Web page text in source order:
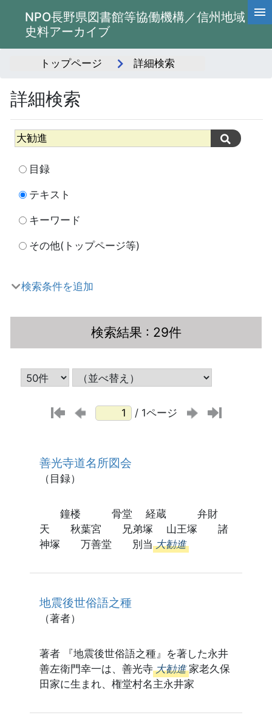
NPO長野県図書館等協働機構／信州地域
史料アーカイブ
トップページ 詳細検索
詳細検索
目録
テキスト
キーワード
その他(トップページ等)
検索条件を追加
検索結果 : 29件
/ 1ページ
善光寺道名所図会
（目録）
鐘楼 骨堂 経蔵 弁財
天 秋葉宮 兄弟塚 山王塚 諸
神塚 万善堂 別当 大勧進
地震後世俗語之種
（著者）
著者 『地震後世俗語之種』を著した永井
善左衛門幸一は、善光寺 大勧進 家老久保
田家に生まれ、権堂村名主永井家